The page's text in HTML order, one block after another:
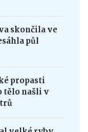
skončila ve
půl
propasti
tělo našli v